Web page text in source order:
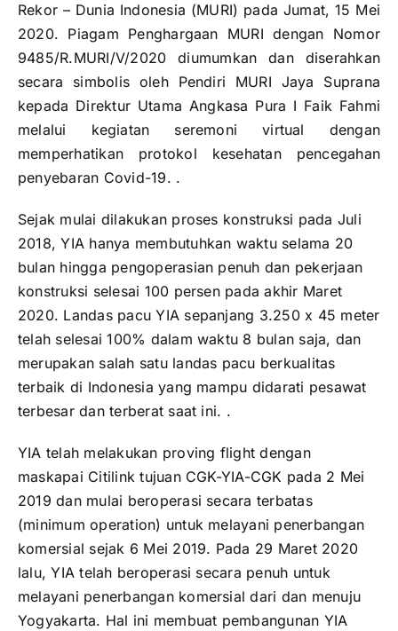
Rekor – Dunia Indonesia (MURI) pada Jumat, 15 Mei
2020. Piagam Penghargaan MURI dengan Nomor
9485/R.MURI/V/2020 diumumkan dan diserahkan
secara simbolis oleh Pendiri MURI Jaya Suprana
kepada Direktur Utama Angkasa Pura I Faik Fahmi
melalui kegiatan seremoni virtual dengan
memperhatikan protokol kesehatan pencegahan
penyebaran Covid-19. .
Sejak mulai dilakukan proses konstruksi pada Juli
2018, YIA hanya membutuhkan waktu selama 20
bulan hingga pengoperasian penuh dan pekerjaan
konstruksi selesai 100 persen pada akhir Maret
2020. Landas pacu YIA sepanjang 3.250 x 45 meter
telah selesai 100% dalam waktu 8 bulan saja, dan
merupakan salah satu landas pacu berkualitas
terbaik di Indonesia yang mampu didarati pesawat
terbesar dan terberat saat ini. .
YIA telah melakukan proving flight dengan
maskapai Citilink tujuan CGK-YIA-CGK pada 2 Mei
2019 dan mulai beroperasi secara terbatas
(minimum operation) untuk melayani penerbangan
komersial sejak 6 Mei 2019. Pada 29 Maret 2020
lalu, YIA telah beroperasi secara penuh untuk
melayani penerbangan komersial dari dan menuju
Yogyakarta. Hal ini membuat pembangunan YIA